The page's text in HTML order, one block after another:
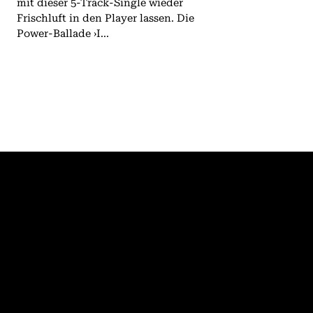
mit dieser 5-Track-Single wieder
Frischluft in den Player lassen. Die
Power-Ballade ›I...